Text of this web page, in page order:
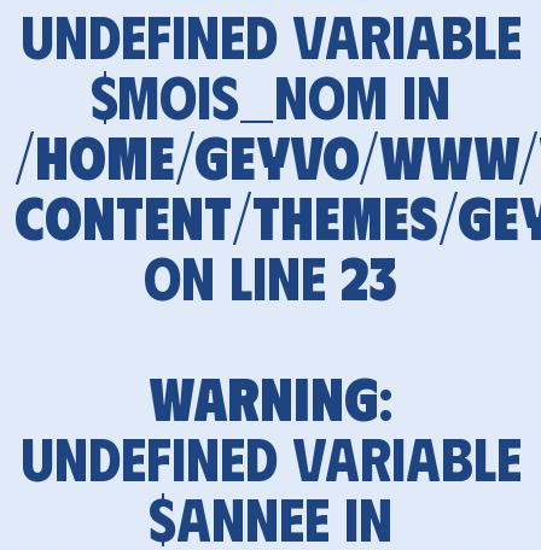
Undefined variable
$mois_nom in
/home/geyvo/
content/themes/
on line 23
Warning:
Undefined variable
$annee in